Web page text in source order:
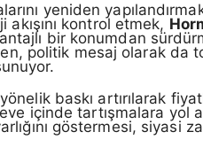
yeniden yapılandırmak
kontrol etmek,
bir konumdan
politik mesaj olarak da
baskı artırılarak
içinde tartışmalara yol
göstermesi, siyasi